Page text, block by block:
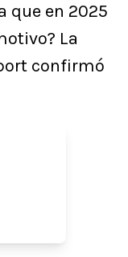
que en 2025
La
confirmó